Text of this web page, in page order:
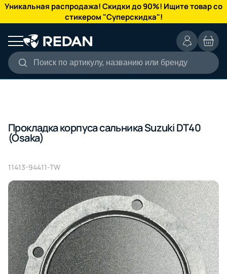
Уникальная распродажа! Скидки до 90%! Ищите товар со
стикером "Суперскидка"!
Поиск по артикулу, названию или бренду
КАТАЛОГ
Прокладка корпуса сальника Suzuki DT40
(Osaka)
11413-94411-TW